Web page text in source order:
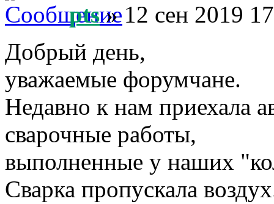
pts» 12 сен 2019
Добрый день,
уважаемые форумчане.
Недавно к нам приехала
сварочные работы,
выполненные у наших
Сварка пропускала